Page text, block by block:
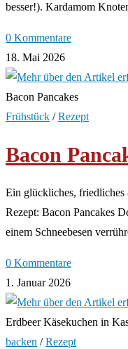
besser!). Kardamom
0 Kommentare
18. Mai 2026
Bacon Pancakes
Frühstück /Rezept
Bacon
Ein glückliches, friedliches
Rezept: Bacon Pancakes
einem Schneebesen
0 Kommentare
1. Januar 2026
Erdbeer Käsekuchen in
backen /Rezept